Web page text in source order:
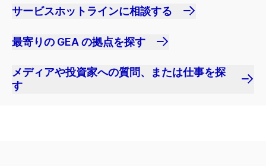
サービスホットラインに相談する
最寄りの GEA の拠点を探す
メディアや投資家への質問、または仕事を探
す